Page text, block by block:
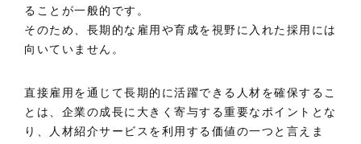
ることが一般的です。
そのため、長期的な雇用や育成を視野に入れた採用には
向いていません。
直接雇用を通じて長期的に活躍できる人材を確保するこ
とは、企業の成長に大きく寄与する重要なポイントとな
り、人材紹介サービスを利用する価値の一つと言えま